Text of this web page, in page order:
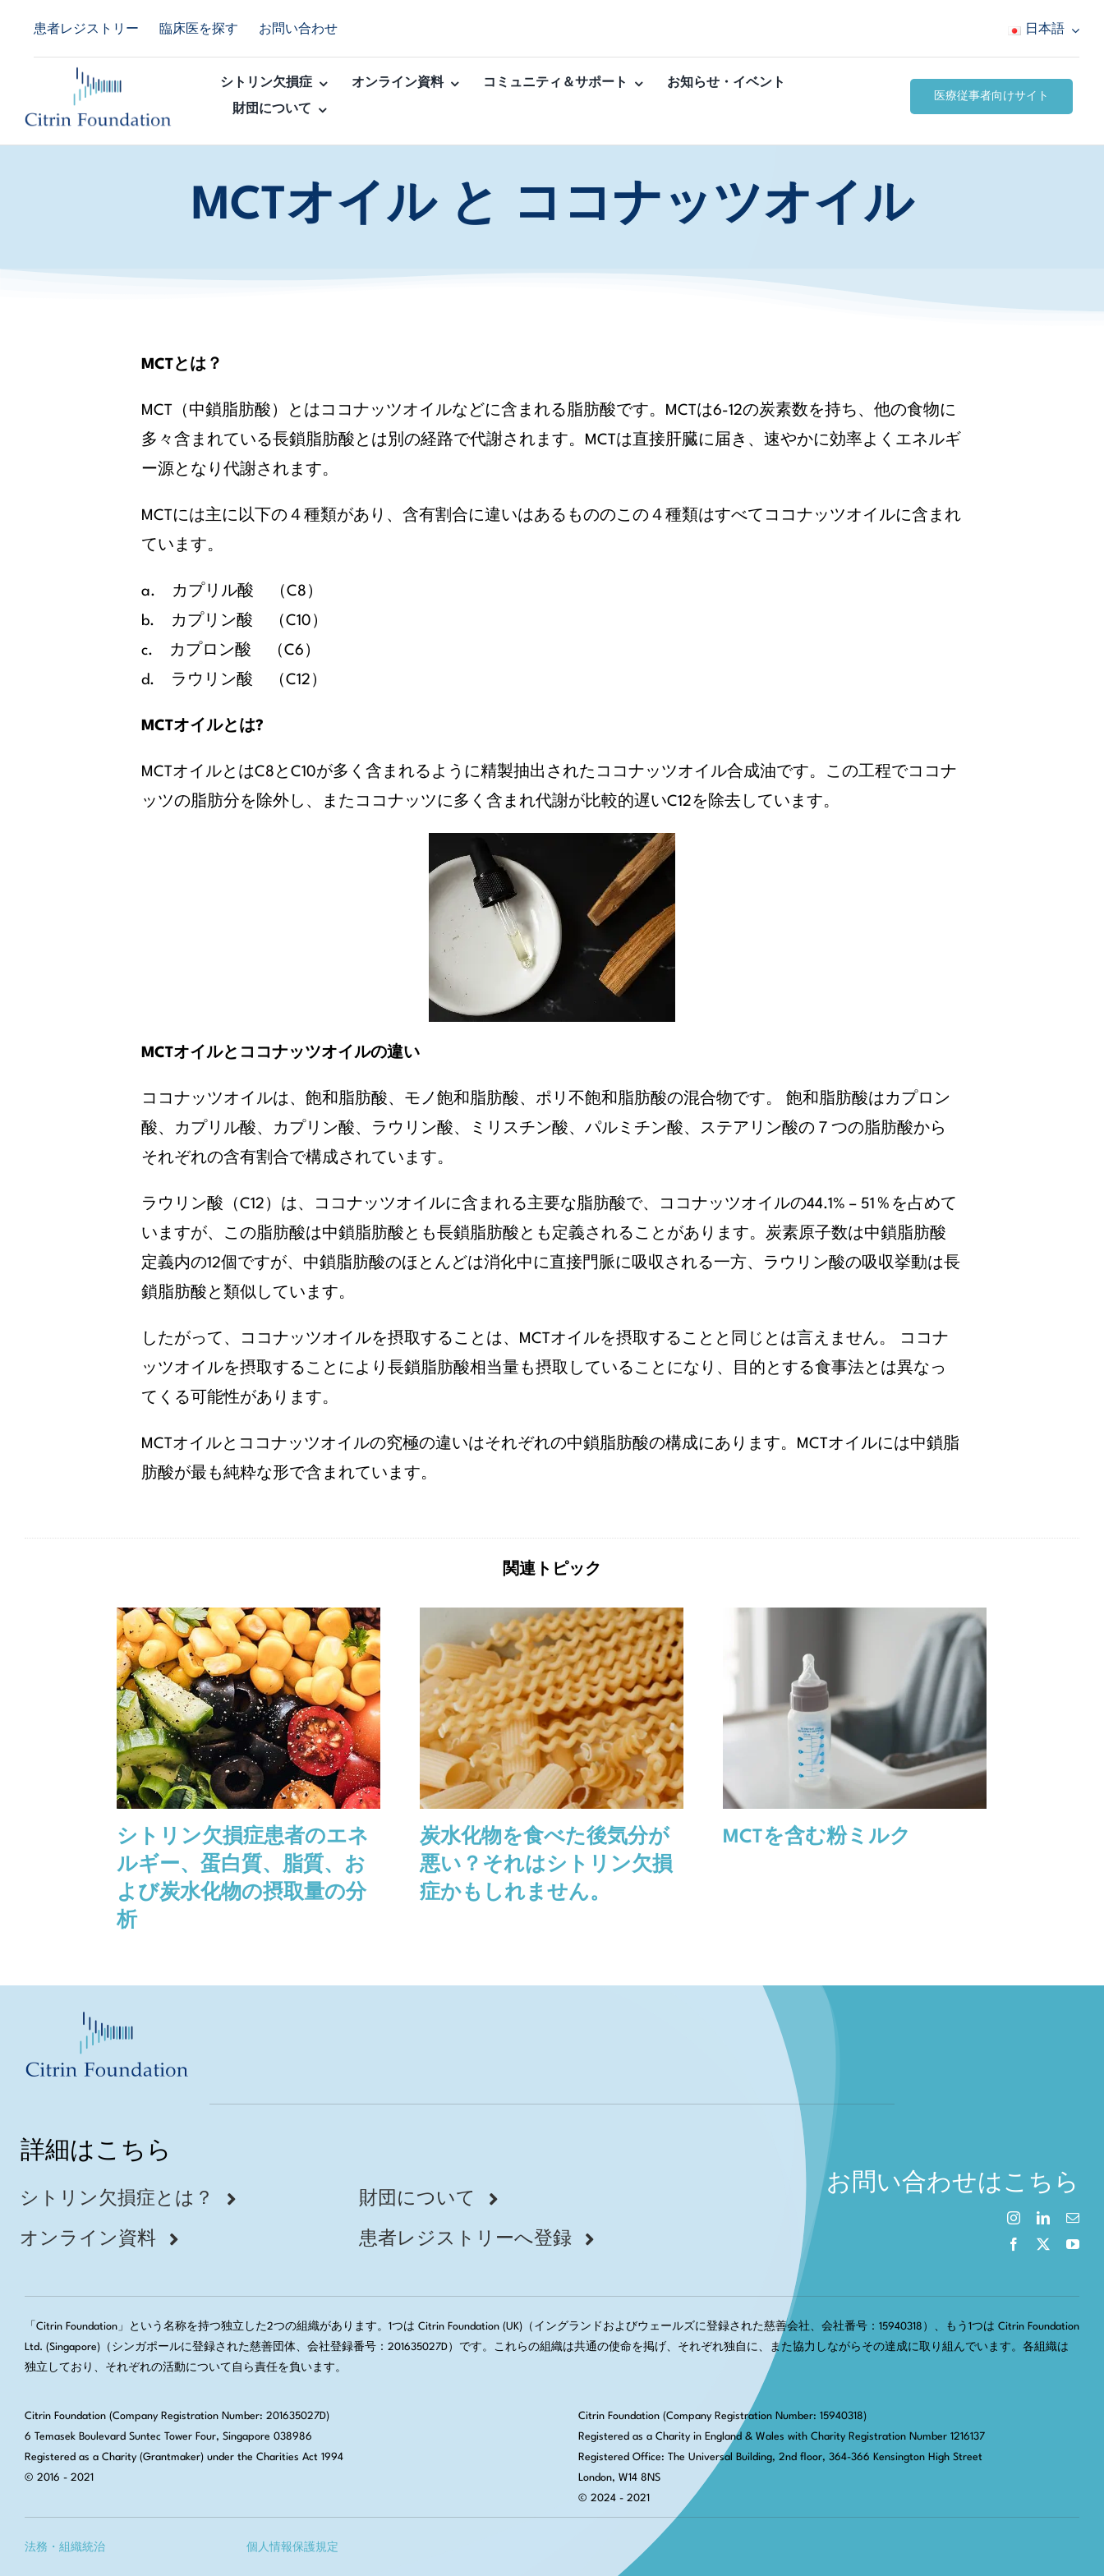
患者レジストリー 臨床医を探す お問い合わせ 日本語
シトリン欠損症 オンライン資料 コミュニティ＆サポート お知らせ・イベント
財団について
医療従事者向けサイト
MCTオイル と ココナッツオイル
MCTとは？
MCT（中鎖脂肪酸）とはココナッツオイルなどに含まれる脂肪酸です。MCTは6-12の炭素数を持ち、他の食物に
多々含まれている長鎖脂肪酸とは別の経路で代謝されます。MCTは直接肝臓に届き、速やかに効率よくエネルギ
ー源となり代謝されます。
MCTには主に以下の４種類があり、含有割合に違いはあるもののこの４種類はすべてココナッツオイルに含まれ
ています。
a. カプリル酸 （C8）
b. カプリン酸 （C10）
c. カプロン酸 （C6）
d. ラウリン酸 （C12）
MCTオイルとは?
MCTオイルとはC8とC10が多く含まれるように精製抽出されたココナッツオイル合成油です。この工程でココナ
ッツの脂肪分を除外し、またココナッツに多く含まれ代謝が比較的遅いC12を除去しています。
MCTオイルとココナッツオイルの違い
ココナッツオイルは、飽和脂肪酸、モノ飽和脂肪酸、ポリ不飽和脂肪酸の混合物です。 飽和脂肪酸はカプロン
酸、カプリル酸、カプリン酸、ラウリン酸、ミリスチン酸、パルミチン酸、ステアリン酸の７つの脂肪酸から
それぞれの含有割合で構成されています。
ラウリン酸（C12）は、ココナッツオイルに含まれる主要な脂肪酸で、ココナッツオイルの44.1% – 51％を占めて
いますが、この脂肪酸は中鎖脂肪酸とも長鎖脂肪酸とも定義されることがあります。炭素原子数は中鎖脂肪酸
定義内の12個ですが、中鎖脂肪酸のほとんどは消化中に直接門脈に吸収される一方、ラウリン酸の吸収挙動は長
鎖脂肪酸と類似しています。
したがって、ココナッツオイルを摂取することは、MCTオイルを摂取することと同じとは言えません。 ココナ
ッツオイルを摂取することにより長鎖脂肪酸相当量も摂取していることになり、目的とする食事法とは異なっ
てくる可能性があります。
MCTオイルとココナッツオイルの究極の違いはそれぞれの中鎖脂肪酸の構成にあります。MCTオイルには中鎖脂
肪酸が最も純粋な形で含まれています。
関連トピック
シトリン欠損症患者のエネ
ルギー、蛋白質、脂質、お
よび炭水化物の摂取量の分
析
炭水化物を食べた後気分が
悪い？それはシトリン欠損
症かもしれません。
MCTを含む粉ミルク
詳細はこちら
シトリン欠損症とは？
オンライン資料
財団について
患者レジストリーへ登録
お問い合わせはこちら
「Citrin Foundation」という名称を持つ独立した2つの組織があります。1つは Citrin Foundation (UK)（イングランドおよびウェールズに登録された慈善会社、会社番号：15940318）、もう1つは Citrin Foundation
Ltd. (Singapore)（シンガポールに登録された慈善団体、会社登録番号：201635027D）です。これらの組織は共通の使命を掲げ、それぞれ独自に、また協力しながらその達成に取り組んでいます。各組織は
独立しており、それぞれの活動について自ら責任を負います。
Citrin Foundation (Company Registration Number: 201635027D)
6 Temasek Boulevard Suntec Tower Four, Singapore 038986
Registered as a Charity (Grantmaker) under the Charities Act 1994
© 2016 - 2021
Citrin Foundation (Company Registration Number: 15940318)
Registered as a Charity in England & Wales with Charity Registration Number 1216137
Registered Office:The Universal Building, 2nd floor, 364-366 Kensington High Street
London, W14 8NS
© 2024 - 2021
法務・組織統治 個人情報保護規定